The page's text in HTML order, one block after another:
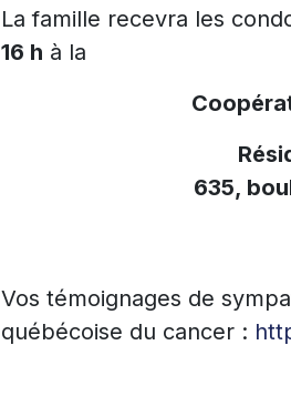
La famille recevra les
16 h à la
635,
Vos témoignages de
québécoise du cancer :